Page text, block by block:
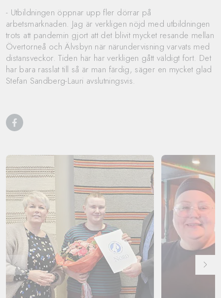
- Utbildningen öppnar upp fler dörrar på
arbetsmarknaden. Jag är verkligen nöjd med utbildningen
trots att pandemin gjort att det blivit mycket resande mellan
Övertorneå och Älvsbyn när närundervisning varvats med
distansveckor. Tiden här har verkligen gått väldigt fort. Det
har bara rasslat till så är man färdig, säger en mycket glad
Stefan Sandberg-Lauri avslutningsvis.